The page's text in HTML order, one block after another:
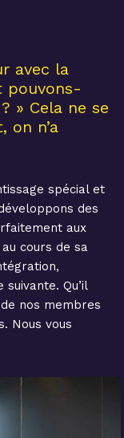
avec la
pouvons-
» Cela ne se
on n’a
spécial et
des
aux
cours de sa
Qu’il
nos membres
Nous vous